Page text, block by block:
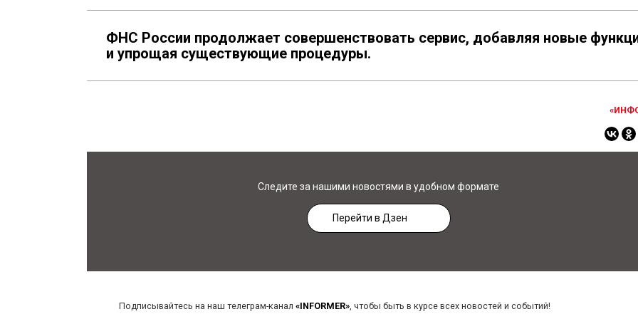
ФНС России продолжает совершенствовать сервис, добавляя новые
и упрощая существующие процедуры.
Следите за нашими новостями в удобном формате
Перейти в Дзен
Подписывайтесь на наш телеграм-канал «INFORMER», чтобы быть в курсе всех новостей и событий!